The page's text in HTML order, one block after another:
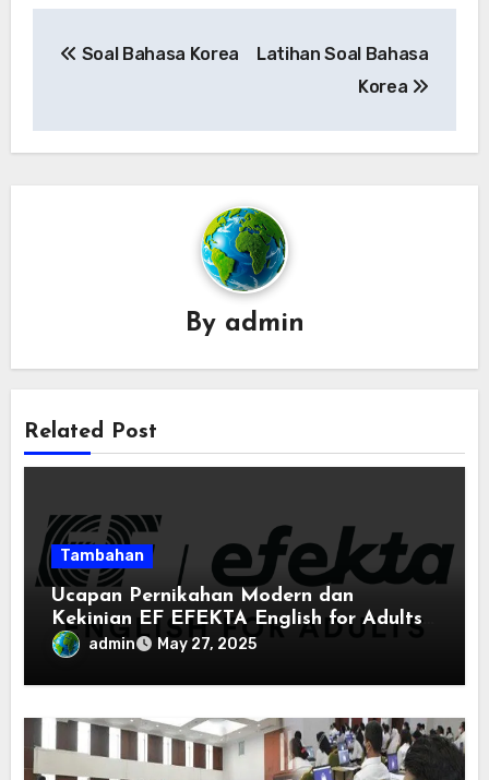
Soal Bahasa Korea
Latihan Soal Bahasa
Korea
By admin
Related Post
Tambahan
Ucapan Pernikahan Modern dan
Kekinian EF EFEKTA English for Adults:
Inspirasi Kata-kata yang Bikin Momen
admin May 27, 2025